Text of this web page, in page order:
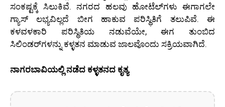
ಸಂಕಷ್ಟಕ್ಕೆ ಸಿಲುಕಿವೆ. ನಗರದ ಹಲವು ಹೋಟೆಲ್‌ಗಳು ಈಗಾಗಲೇ
ಗ್ಯಾಸ್ ಲಭ್ಯವಿಲ್ಲದೆ ಬೀಗ ಹಾಕುವ ಪರಿಸ್ಥಿತಿಗೆ ತಲುಪಿವೆ. ಈ
ಕಳವಳಕಾರಿ ಪರಿಸ್ಥಿತಿಯ ನಡುವೆಯೇ, ಈಗ ತುಂಬಿದ
ಸಿಲಿಂಡರ್‌ಗಳನ್ನು ಕಳ್ಳತನ ಮಾಡುವ ಜಾಲವೊಂದು ಸಕ್ರಿಯವಾಗಿದೆ.
ನಾಗರಬಾವಿಯಲ್ಲಿ ನಡೆದ ಕಳ್ಳತನದ ಕೃತ್ಯ